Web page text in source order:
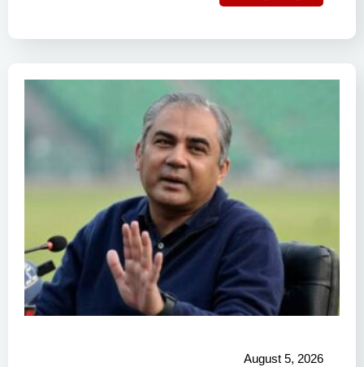
August 5, 2026